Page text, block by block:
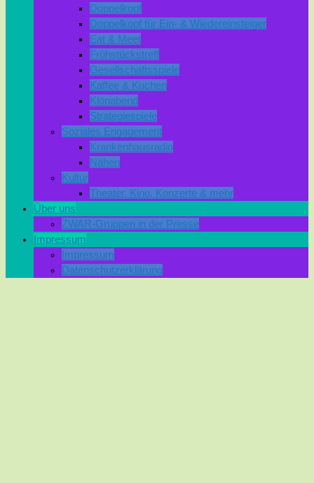
Doppelkopf
Doppelkopf für Ein- & Wiedereinsteiger
Eat & Meet
Frühstückstreff
Gesellschaftsspiele
Kaffee & Kuchen
Klönabend
Strategiespiele
Soziales Engagement
Krankenhausradio
Nähen
Kultur
Theater, Kino, Konzerte & mehr
Über uns
ZWAR-Gruppen in der Presse
Impressum
Impressum
Datenschutzerklärung